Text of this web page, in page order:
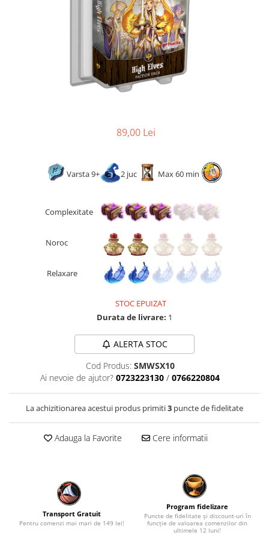
Premiate internațional
Colecția personală
Durata de joc
Cultură pop
TOATE JOCURILE
89,00 Lei
Varsta 9+ 2 juc Max 60 min
Complexitate
Noroc
Relaxare
STOC EPUIZAT
Durata de livrare: 1
ALERTA STOC
Cod Produs: SMWSX10
Ai nevoie de ajutor? 0723223130 / 0766220804
La achizitionarea acestui produs primiti3 puncte de fidelitate
Adauga la Favorite Cere informatii
Transport Gratuit
Pentru comenzi mai mari de 149 lei!
Program fidelizare
Puncte de fidelitate și discount-uri în
funcție de valoarea comenzilor din
ultimele 12 luni!